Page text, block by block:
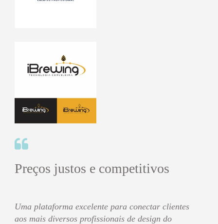
Preços justos e competitivos
Uma plataforma excelente para conectar clientes
aos mais diversos profissionais de design do